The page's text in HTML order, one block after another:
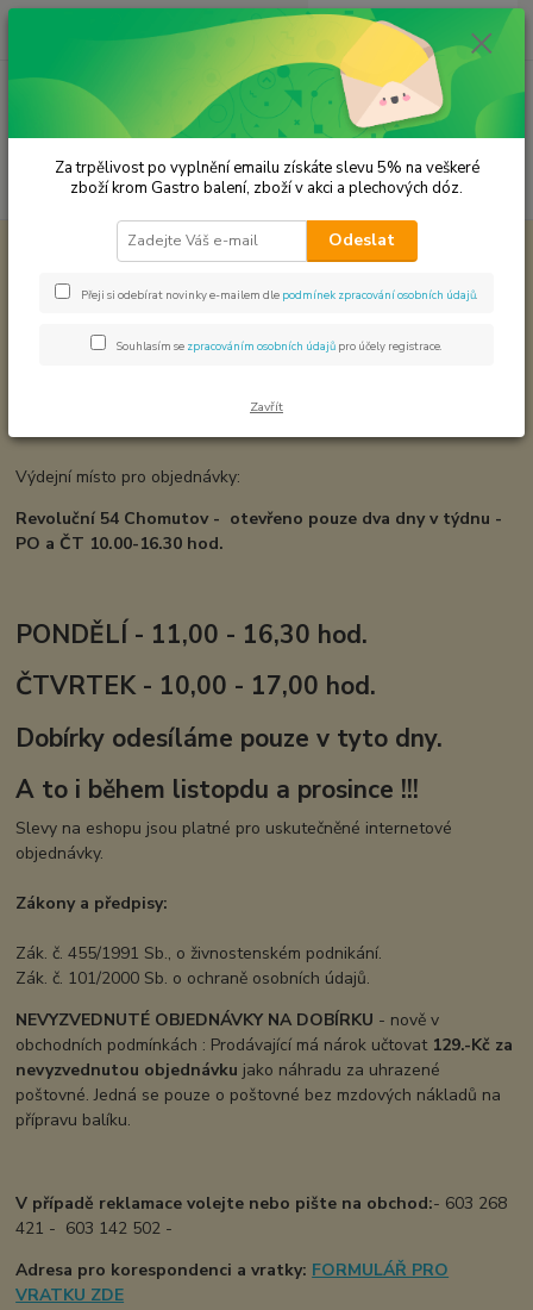
Menu
Hledat
ks
za 0,00 Kč
OBCHODNÍ PODMÍNKY
Obchodní podmínky
Od 12.7 2026 do 30.7.2026CELOZÁVODNÍ DOVOLENÁ.
Výdejní místo pro objednávky:
Revoluční 54 Chomutov - otevřeno pouze dva dny v týdnu -
PO a ČT 10.00-16.30 hod.
PONDĚLÍ - 11,00 - 16,30 hod.
ČTVRTEK - 10,00 - 17,00 hod.
Dobírky odesíláme pouze v tyto dny.
A to i během listopdu a prosince !!!
Slevy na eshopu jsou platné pro uskutečněné internetové
objednávky.
Zákony a předpisy:
Zák. č. 455/1991 Sb., o živnostenském podnikání.
Zák. č. 101/2000 Sb. o ochraně osobních údajů.
NEVYZVEDNUTÉ OBJEDNÁVKY NA DOBÍRKU - nově v
obchodních podmínkách : Prodávající má nárok učtovat 129.-Kč za
nevyzvednutou objednávku jako náhradu za uhrazené
poštovné. Jedná se pouze o poštovné bez mzdových nákladů na
přípravu balíku.
V případě reklamace volejte nebo pište na obchod:- 603 268
421 - 603 142 502 -
Adresa pro korespondenci a vratky: FORMULÁŘ PRO
VRATKU ZDE
Za trpělivost po vyplnění emailu získáte slevu 5% na veškeré
zboží krom Gastro balení, zboží v akci a plechových dóz.
Odeslat
Přeji si odebírat novinky e-mailem dle podmínek zpracování osobních údajů
Souhlasím se zpracováním osobních údajů pro účely registrace.
Zavřít